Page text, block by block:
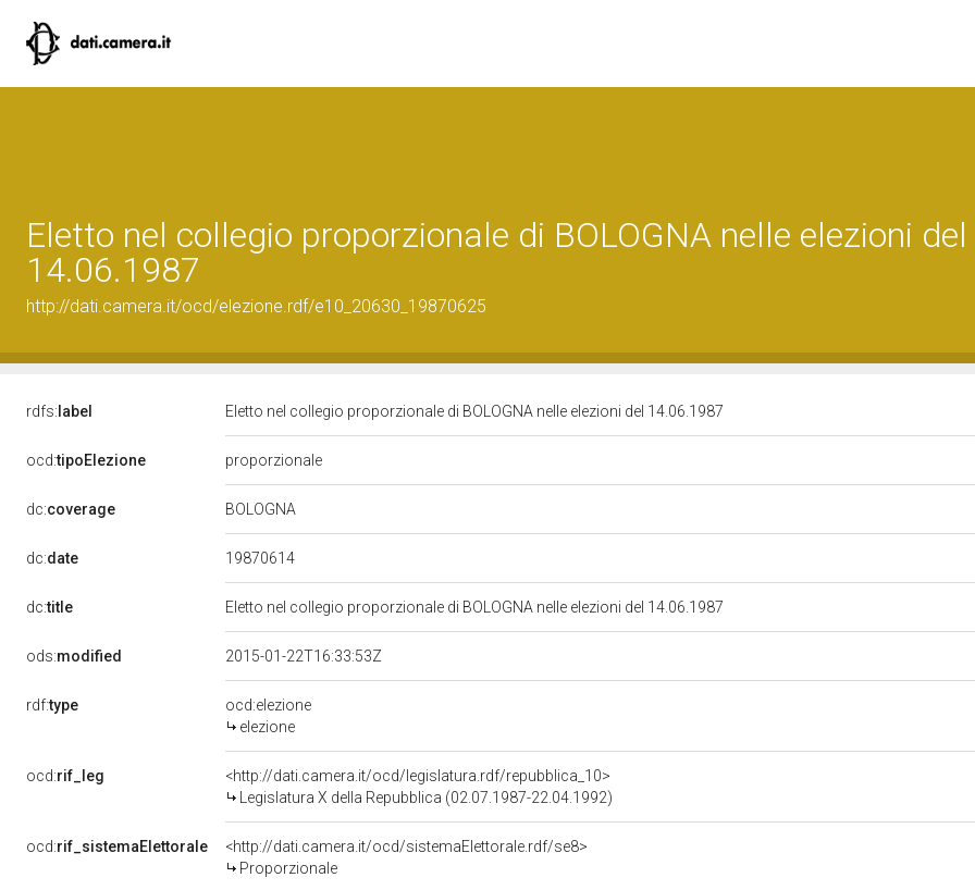
Eletto nel collegio proporzionale di BOLOGNA nelle elezioni del
14.06.1987
http://dati.camera.it/ocd/elezione.rdf/e10_20630_19870625
rdfs: label Eletto nel collegio proporzionale di BOLOGNA nelle elezioni del 14.06.1987
ocd:tipoElezione proporzionale
dc:coverage BOLOGNA
dc:date 19870614
dc:title Eletto nel collegio proporzionale di BOLOGNA nelle elezioni del 14.06.1987
ods:modified 2015-01-22T16:33:53Z
rdf:type
ocd:elezione
elezione
ocd:rif_leg
<http://dati.camera.it/ocd/legislatura.rdf/repubblica_10>
Legislatura X della Repubblica (02.07.1987-22.04.1992)
ocd:rif_sistemaElettorale
<http://dati.camera.it/ocd/sistemaElettorale.rdf/se8>
Proporzionale